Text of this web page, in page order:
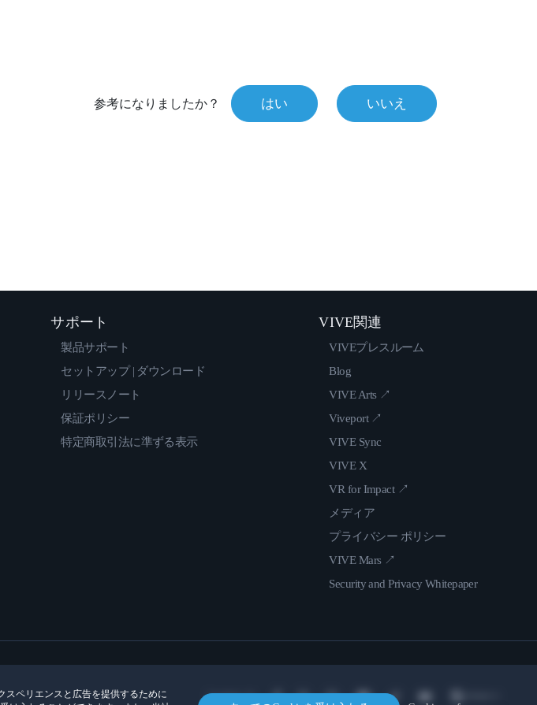
参考になりましたか？ はい いいえ
スペリエンスと広告を提供するために
サポート
製品サポート
セットアップ | ダウンロード
リリースノート
保証ポリシー
特定商取引法に準ずる表示
VIVE関連
VIVEプレスルーム
Blog
VIVE Arts ↗
Viveport ↗
VIVE Sync
VIVE X
VR for Impact ↗
メディア
プライバシー ポリシー
VIVE Mars ↗
Security and Privacy Whitepaper
Location